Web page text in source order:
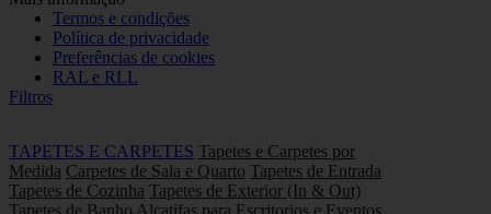
Termos e condições
Política de privacidade
Preferências de cookies
RAL e RLL
Filtros
TAPETES E CARPETES Tapetes e Carpetes por
Medida Carpetes de Sala e Quarto Tapetes de Entrada
Tapetes de Cozinha Tapetes de Exterior (In & Out)
Tapetes de Banho Alcatifas para Escritorios e Eventos